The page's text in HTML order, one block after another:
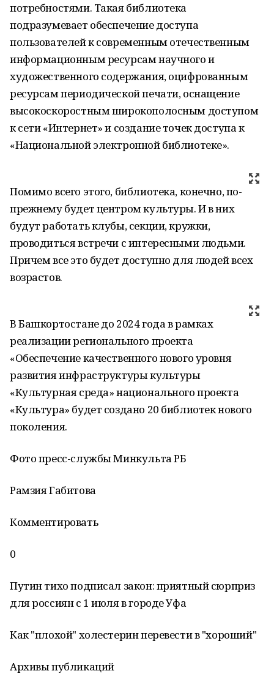
потребностями. Такая библиотека
подразумевает обеспечение доступа
пользователей к современным отечественным
информационным ресурсам научного и
художественного содержания, оцифрованным
ресурсам периодической печати, оснащение
высокоскоростным широкополосным доступом
к сети «Интернет» и создание точек доступа к
«Национальной электронной библиотеке».
Помимо всего этого, библиотека, конечно, по-
прежнему будет центром культуры. И в них
будут работать клубы, секции, кружки,
проводиться встречи с интересными людьми.
Причем все это будет доступно для людей всех
возрастов.
В Башкортостане до 2024 года в рамках
реализации регионального проекта
«Обеспечение качественного нового уровня
развития инфраструктуры культуры
«Культурная среда» национального проекта
«Культура» будет создано 20 библиотек нового
поколения.
Фото пресс-службы Минкульта РБ
Рамзия Габитова
Комментировать
0
Путин тихо подписал закон: приятный сюрприз
для россиян с 1 июля в городе Уфа
Как "плохой" холестерин перевести в "хороший"
Архивы публикаций